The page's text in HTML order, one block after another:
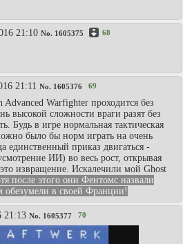
21:10 No. 1605375 68
21:11 No. 1605376 69
Warfighter проходится без
высокой сложности враги разят без
Будь в игре нормальная тактическая
было бы норм играть на очень
единственный приказ двигаться -
ИИ) во весь рост, открывая
извращение. Искалечили мой Ghost
после этого они Фентомс назвали
обезумели в своей Франции!
21:13 No. 1605377 70